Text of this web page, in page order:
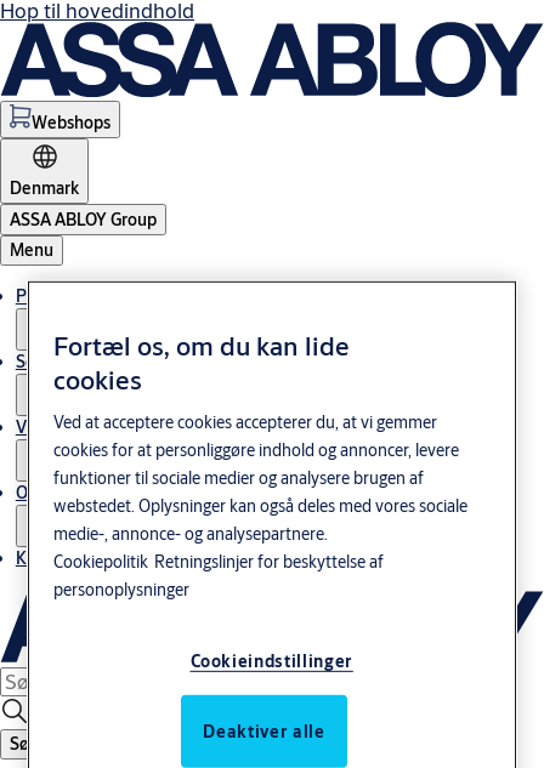
Hop til hovedindhold
Webshops
Denmark
ASSA ABLOY Group
Menu
Produkter og løsninger
Service
Viden og cases
Om os
Kontakt os
Søg
Fortæl os, om du kan lide
cookies
Ved at acceptere cookies accepterer du, at vi gemmer
cookies for at personliggøre indhold og annoncer, levere
funktioner til sociale medier og analysere brugen af
webstedet. Oplysninger kan også deles med vores sociale
medie-, annonce- og analysepartnere.
Cookiepolitik Retningslinjer for beskyttelse af
personoplysninger
Cookieindstillinger
Deaktiver alle